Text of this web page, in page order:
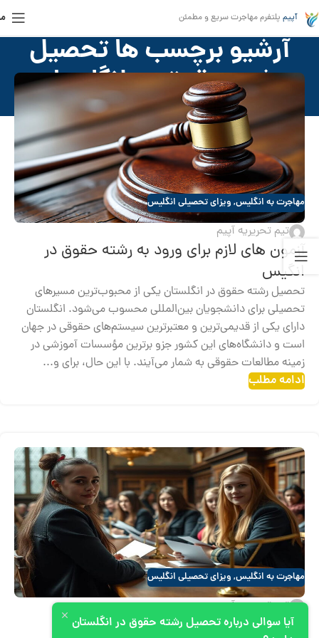
آپیم پلتفرم مهاجرت سریع و مطمئن
آرشیو برچسب ها تحصیل
رشته حقوق در انگلستان
خانه»تحصیل رشته حقوق در انگلستان
مهاجرت به انگلیس, ویزای تحصیلی انگلیس
تیم تحریریه آپیم
آزمون های لازم برای ورود به رشته حقوق در
انگیس
تحصیل رشته حقوق در انگلستان یکی از محبوب‌ترین مسیرهای
تحصیلی برای دانشجویان بین‌المللی محسوب می‌شود. انگلستان
دارای یکی از قدیمی‌ترین و معتبرترین سیستم‌های حقوقی در جهان
است و دانشگاه‌های این کشور جزو برترین مؤسسات آموزشی در
زمینه مطالعات حقوقی به شمار می‌آیند. با این حال، برای و...
ادامه مطلب
مهاجرت به انگلیس, ویزای تحصیلی انگلیس
تیم تحریریه آپیم
تحصیل رشته حقوق در انگلیس
آیا سوالی درباره تحصیل رشته حقوق در انگلستان